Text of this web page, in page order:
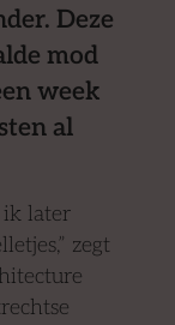
Deze
mod
week
al
ik later
zegt